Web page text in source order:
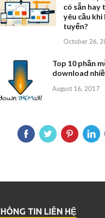
có sẵn hay
yêu cầu
tuyến?
October 26,
Top 10 phần
download
August 16, 2017
TIN LIÊN HỆ